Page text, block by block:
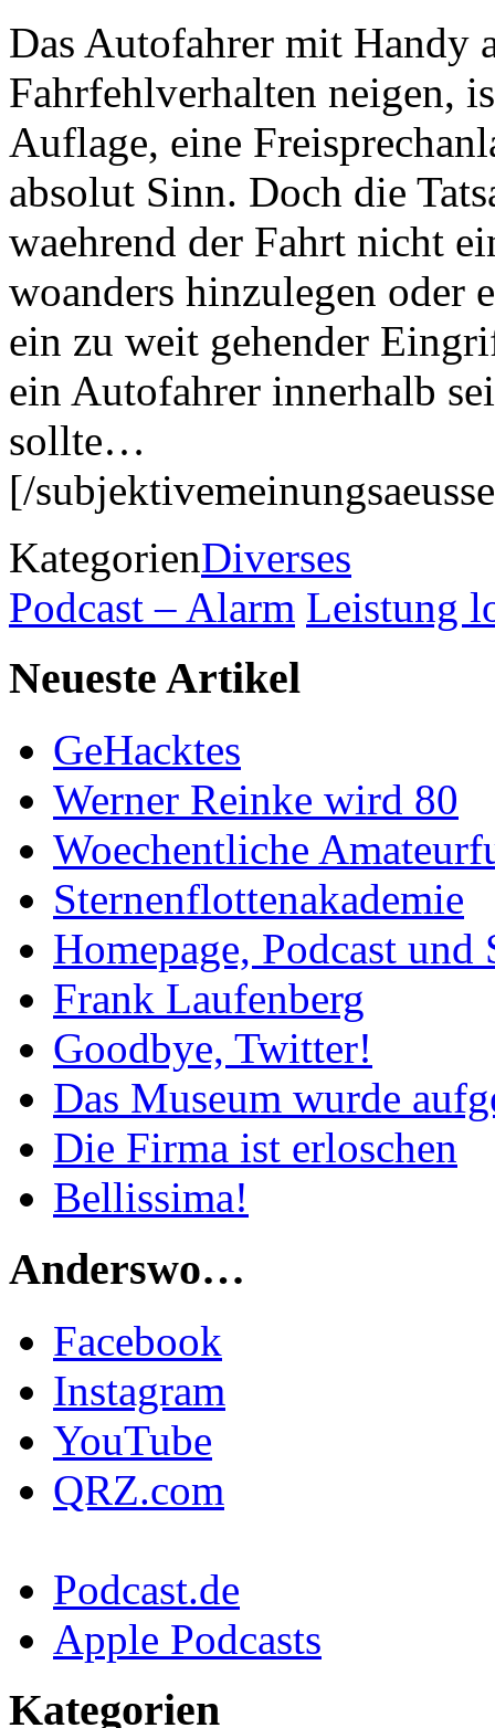
Das Autofahrer mit Handy
Fahrfehlverhalten neigen,
Auflage, eine
absolut Sinn. Doch die
waehrend der Fahrt nicht
woanders hinzulegen oder
ein zu weit gehender
ein Autofahrer innerhalb
sollte…
[/
KategorienDiverses
Podcast – Alarm Leistung
Neueste Artikel
GeHacktes
Werner Reinke wird 80
Woechentliche
Sternenflottenakademie
Homepage, Podcast
Frank Laufenberg
Goodbye, Twitter!
Das Museum wurde
Die Firma ist erloschen
Bellissima!
Anderswo…
Facebook
Instagram
YouTube
QRZ.com
Podcast.de
Apple Podcasts
Kategorien